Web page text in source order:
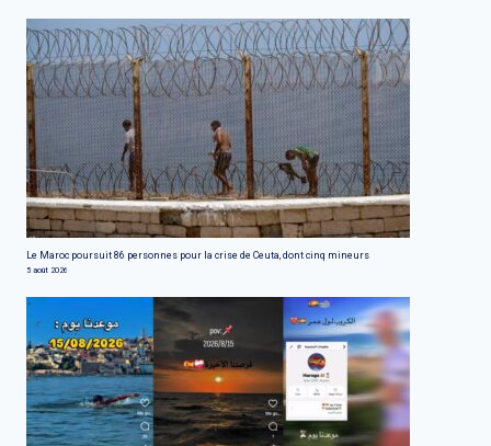
Le Maroc poursuit 86 personnes pour la crise de Ceuta, dont cinq mineurs
5 août 2026